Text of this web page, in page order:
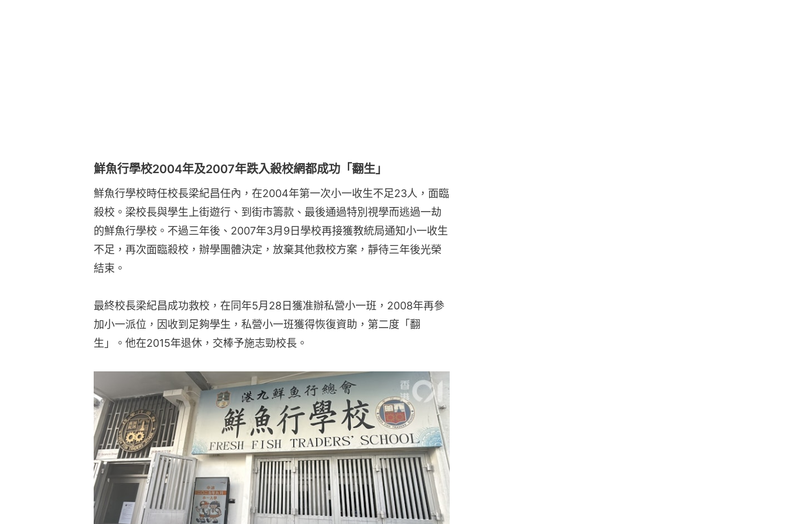
鮮魚行學校2004年及2007年跌入殺校網都成功「翻生」
鮮魚行學校時任校長梁紀昌任內，在2004年第一次小一收生不足23人，面臨
殺校。梁校長與學生上街遊行、到街市籌款、最後通過特別視學而逃過一劫
的鮮魚行學校。不過三年後、2007年3月9日學校再接獲教統局通知小一收生
不足，再次面臨殺校，辦學團體決定，放棄其他救校方案，靜待三年後光榮
結束。
最終校長梁紀昌成功救校，在同年5月28日獲准辦私營小一班，2008年再參
加小一派位，因收到足夠學生，私營小一班獲得恢復資助，第二度「翻
生」。他在2015年退休，交棒予施志勁校長。